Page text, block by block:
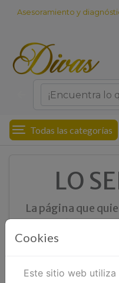
Asesoramiento y
Todas las categorías
LO
La página que
Cookies
Este sitio web